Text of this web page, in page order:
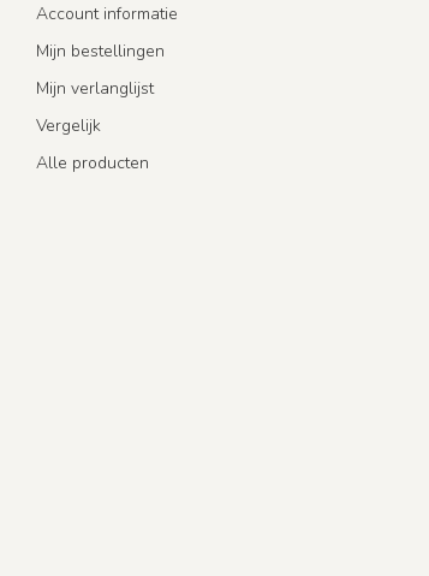
Account informatie
Mijn bestellingen
Mijn verlanglijst
Vergelijk
Alle producten